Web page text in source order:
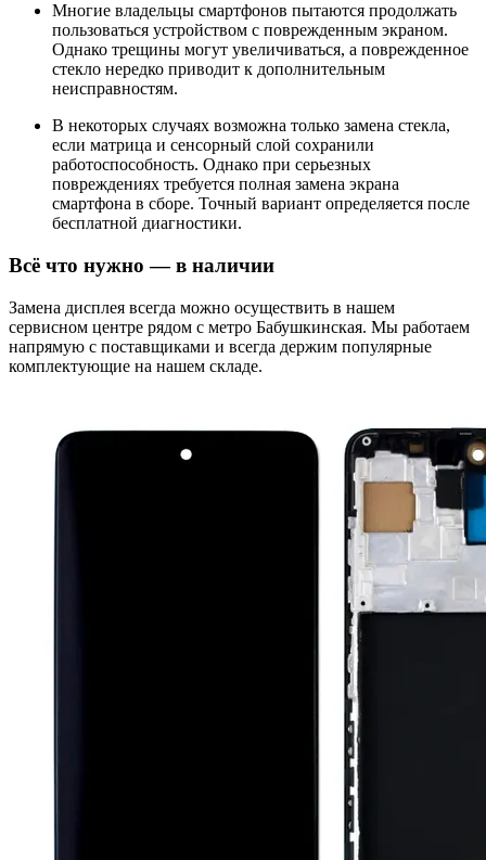
Многие владельцы смартфонов пытаются продолжать
пользоваться устройством с поврежденным экраном.
Однако трещины могут увеличиваться, а поврежденное
стекло нередко приводит к дополнительным
неисправностям.
В некоторых случаях возможна только замена стекла,
если матрица и сенсорный слой сохранили
работоспособность. Однако при серьезных
повреждениях требуется полная замена экрана
смартфона в сборе. Точный вариант определяется после
бесплатной диагностики.
Всё что нужно — в наличии
Замена дисплея всегда можно осуществить в нашем
сервисном центре рядом с метро Бабушкинская. Мы работаем
напрямую с поставщиками и всегда держим популярные
комплектующие на нашем складе.